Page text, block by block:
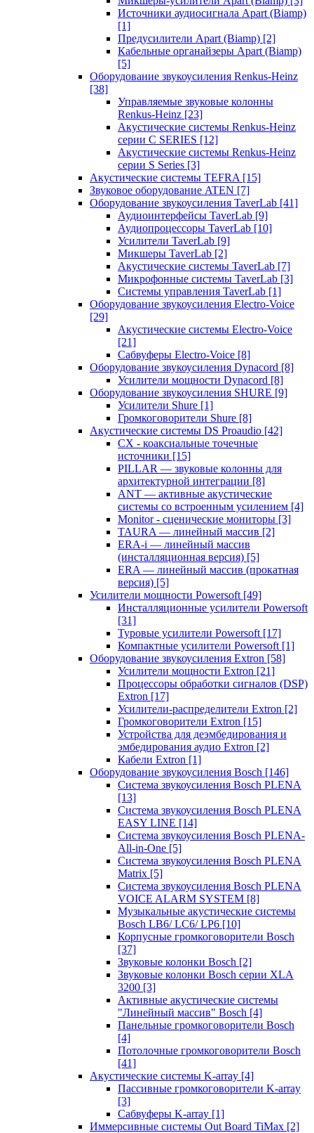
Источники аудиосигнала Apart (Biamp)
[1]
Предусилители Apart (Biamp) [2]
Кабельные органайзеры Apart (Biamp)
[5]
Оборудование звукоусиления Renkus-Heinz
[38]
Управляемые звуковые колонны
Renkus-Heinz [23]
Акустические системы Renkus-Heinz
серии C SERIES [12]
Акустические системы Renkus-Heinz
серии S Series [3]
Акустические системы TEFRA [15]
Звуковое оборудование ATEN [7]
Оборудование звукоусиления TaverLab [41]
Аудиоинтерфейсы TaverLab [9]
Аудиопроцессоры TaverLab [10]
Усилители TaverLab [9]
Микшеры TaverLab [2]
Акустические системы TaverLab [7]
Микрофонные системы TaverLab [3]
Системы управления TaverLab [1]
Оборудование звукоусиления Electro-Voice
[29]
Акустические системы Electro-Voice
[21]
Сабвуферы Electro-Voice [8]
Оборудование звукоусиления Dynacord [8]
Усилители мощности Dynacord [8]
Оборудование звукоусиления SHURE [9]
Усилители Shure [1]
Громкоговорители Shure [8]
Акустические системы DS Proaudio [42]
CX - коаксиальные точечные
источники [15]
PILLAR — звуковые колонны для
архитектурной интеграции [8]
ANT — активные акустические
системы со встроенным усилением [4]
Monitor - сценические мониторы [3]
TAURA — линейный массив [2]
ERA-i — линейный массив
(инсталляционная версия) [5]
ERA — линейный массив (прокатная
версия) [5]
Усилители мощности Powersoft [49]
Инсталляционные усилители Powersoft
[31]
Туровые усилители Powersoft [17]
Компактные усилители Powersoft [1]
Оборудование звукоусиления Extron [58]
Усилители мощности Extron [21]
Процессоры обработки сигналов (DSP)
Extron [17]
Усилители-распределители Extron [2]
Громкоговорители Extron [15]
Устройства для деэмбедирования и
эмбедирования аудио Extron [2]
Кабели Extron [1]
Оборудование звукоусиления Bosch [146]
Система звукоусиления Bosch PLENA
[13]
Система звукоусиления Bosch PLENA
EASY LINE [14]
Система звукоусиления Bosch PLENA-
All-in-One [5]
Система звукоусиления Bosch PLENA
Matrix [5]
Система звукоусиления Bosch PLENA
VOICE ALARM SYSTEM [8]
Музыкальные акустические системы
Bosch LB6/ LC6/ LP6 [10]
Корпусные громкоговорители Bosch
[37]
Звуковые колонки Bosch [2]
Звуковые колонки Bosch серии XLA
3200 [3]
Активные акустические системы
"Линейный массив" Bosch [4]
Панельные громкоговорители Bosch
[4]
Потолочные громкоговорители Bosch
[41]
Акустические системы K-array [4]
Пассивные громкоговорители K-array
[3]
Сабвуферы K-array [1]
Иммерсивные системы Out Board TiMax [2]